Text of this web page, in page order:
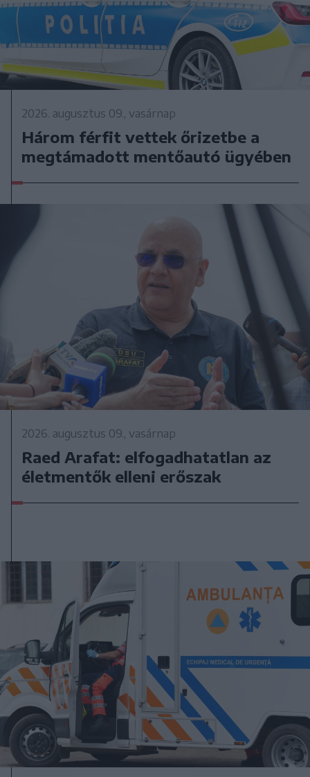
2026. augusztus 09., vasárnap
Három férfit vettek őrizetbe a
megtámadott mentőautó ügyében
2026. augusztus 09., vasárnap
Raed Arafat: elfogadhatatlan az
életmentők elleni erőszak